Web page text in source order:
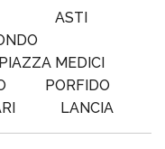
ASTI
PIAZZA MEDICI
PORFIDO
LANCIA